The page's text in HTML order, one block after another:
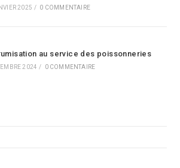
2025 / 0 COMMENTAIRE
au service des poissonneries
2024 / 0 COMMENTAIRE